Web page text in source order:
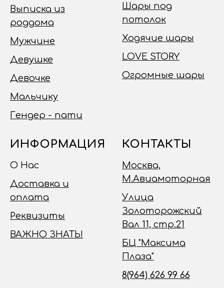
Выписка из
роддома
Мужчине
Девушке
Девочке
Мальчику
Гендер - пати
Шары под
потолок
Ходячие шары
LOVE STORY
Огромные шары
ИНФОРМАЦИЯ
О Нас
Доставка и
оплата
Реквизиты
ВАЖНО ЗНАТЬ!
КОНТАКТЫ
Москва,
М.Авиамоторная
Улица
Золоторожский
Вал 11, стр.21
БЦ "Максима
Плаза"
8(964) 626 99 66